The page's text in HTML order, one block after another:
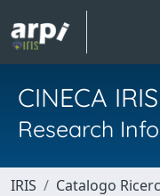
CINECA IRIS
Research
IRIS Catalogo